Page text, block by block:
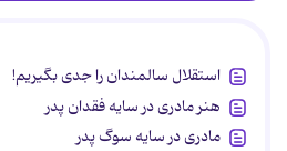
استقلال سالمندان را جدی بگیریم!
هنر مادری در سایه‌ فقدان پدر
مادری در سایه سوگ پدر